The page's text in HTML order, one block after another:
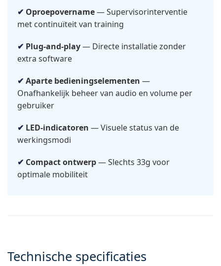
Oproepovername— Supervisorinterventie
met continuïteit van training
Plug-and-play— Directe installatie zonder
extra software
Aparte bedieningselementen —
Onafhankelijk beheer van audio en volume per
gebruiker
LED-indicatoren — Visuele status van de
werkingsmodi
Compact ontwerp— Slechts 33g voor
optimale mobiliteit
Technische specificaties